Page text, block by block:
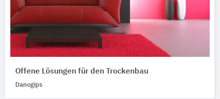
Offene Lösungen für den Trockenbau
Danogips